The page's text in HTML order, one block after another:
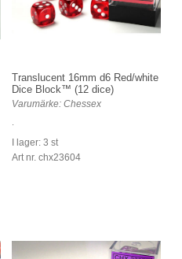
Translucent 16mm d6 Red/white
Dice Block™ (12 dice)
Varumärke: Chessex
I lager: 3 st
Art nr. chx23604